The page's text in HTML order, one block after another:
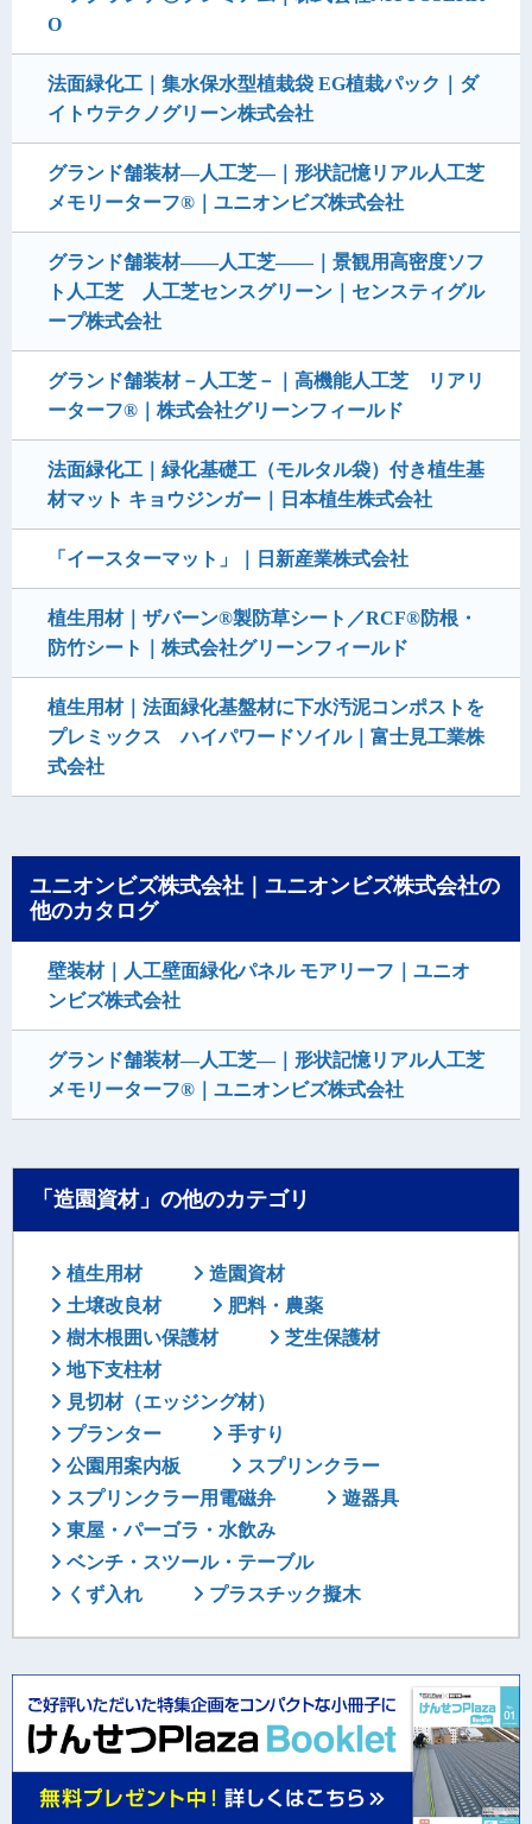
O
法面緑化工｜集水保水型植栽袋 EG植栽パック｜ダ
イトウテクノグリーン株式会社
グランド舗装材―人工芝―｜形状記憶リアル人工芝
メモリーターフ®｜ユニオンビズ株式会社
グランド舗装材――人工芝――｜景観用高密度ソフ
ト人工芝 人工芝センスグリーン｜センスティグル
ープ株式会社
グランド舗装材－人工芝－｜高機能人工芝 リアリ
ーターフ®｜株式会社グリーンフィールド
法面緑化工｜緑化基礎工（モルタル袋）付き植生基
材マット キョウジンガー｜日本植生株式会社
「イースターマット」｜日新産業株式会社
植生用材｜ザバーン®製防草シート／RCF®防根・
防竹シート｜株式会社グリーンフィールド
植生用材｜法面緑化基盤材に下水汚泥コンポストを
プレミックス ハイパワードソイル｜富士見工業株
式会社
ユニオンビズ株式会社｜ユニオンビズ株式会社の
他のカタログ
壁装材｜人工壁面緑化パネル モアリーフ｜ユニオ
ンビズ株式会社
グランド舗装材―人工芝―｜形状記憶リアル人工芝
メモリーターフ®｜ユニオンビズ株式会社
「造園資材」の他のカテゴリ
植生用材
造園資材
土壌改良材
肥料・農薬
樹木根囲い保護材
芝生保護材
地下支柱材
見切材（エッジング材）
プランター
手すり
公園用案内板
スプリンクラー
スプリンクラー用電磁弁
遊器具
東屋・パーゴラ・水飲み
ベンチ・スツール・テーブル
くず入れ
プラスチック擬木